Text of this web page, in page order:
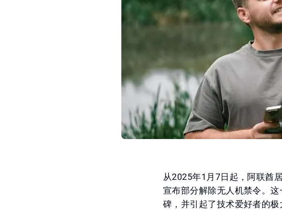
从2025年1月7日起，阿联酋
宣布部分解除无人机禁令。
碑，并引起了技术爱好者的极